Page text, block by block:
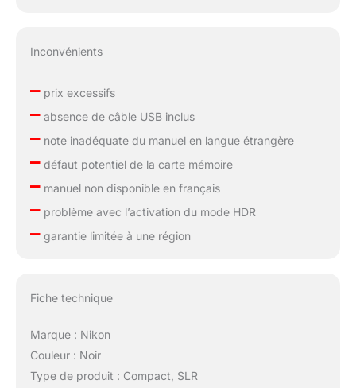
Inconvénients
–prix excessifs
–absence de câble USB inclus
–note inadéquate du manuel en langue étrangère
–défaut potentiel de la carte mémoire
–manuel non disponible en français
–problème avec l’activation du mode HDR
–garantie limitée à une région
Fiche technique
Marque : Nikon
Couleur : Noir
Type de produit : Compact, SLR